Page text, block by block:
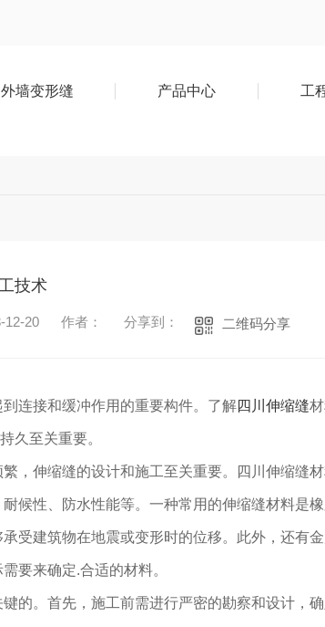
外墙变形缝 产品中心 工
技术
12-20 作者： 分享到： 二维码分享
连接和缓冲作用的重要构件。了解四川伸缩缝
久至关重要。
，伸缩缝的设计和施工至关重要。四川伸缩缝
候性、防水性能等。一种常用的伸缩缝材料是橡
受建筑物在地震或变形时的位移。此外，还有金
要来确定.合适的材料。
的。首先，施工前需进行严密的勘察和设计，